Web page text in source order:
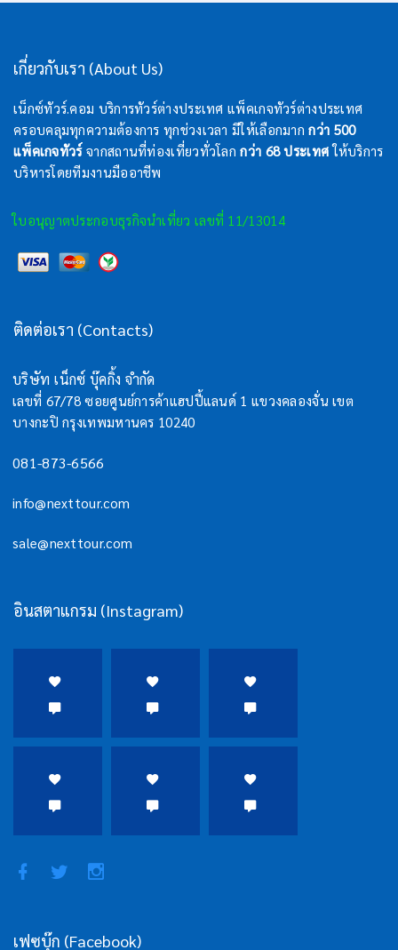
เกี่ยวกับเรา (About Us)
เน็กซ์ทัวร์.คอม บริการทัวร์ต่างประเทศ แพ็คเกจทัวร์ต่างประเทศ
ครอบคลุมทุกความต้องการ ทุกช่วงเวลา มีให้เลือกมากกว่า 500
แพ็คเกจทัวร์จากสถานที่ท่องเที่ยวทั่วโลกกว่า 68 ประเทศให้บริการ
บริหารโดยทีมงานมืออาชีพ
ใบอนุญาตประกอบธุรกิจนำเที่ยว เลขที่ 11/13014
ติดต่อเรา (Contacts)
บริษัท เน็กซ์ บุ๊คกิ้ง จำกัด
เลขที่ 67/78 ซอยศูนย์การค้าแฮปปี้แลนด์ 1 แขวงคลองจั่น เขต
บางกะปิ กรุงเทพมหานคร 10240
081-873-6566
info@nexttour.com
sale@nexttour.com
อินสตาแกรม (Instagram)
เฟซบุ๊ก (Facebook)